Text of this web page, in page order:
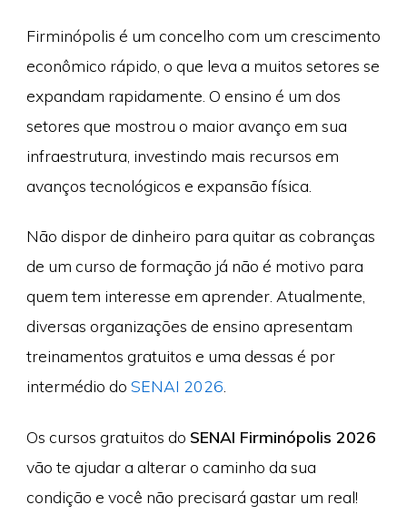
Firminópolis é um concelho com um crescimento
econômico rápido, o que leva a muitos setores se
expandam rapidamente. O ensino é um dos
setores que mostrou o maior avanço em sua
infraestrutura, investindo mais recursos em
avanços tecnológicos e expansão física.
Não dispor de dinheiro para quitar as cobranças
de um curso de formação já não é motivo para
quem tem interesse em aprender. Atualmente,
diversas organizações de ensino apresentam
treinamentos gratuitos e uma dessas é por
intermédio do SENAI 2026
Os cursos gratuitos do SENAI Firminópolis 2026
vão te ajudar a alterar o caminho da sua
condição e você não precisará gastar um real!